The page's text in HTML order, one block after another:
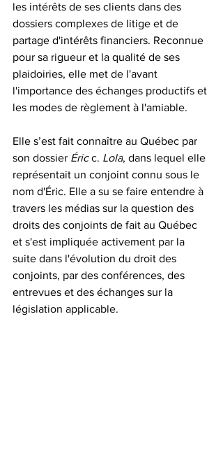
les intérêts de ses clients dans des
dossiers complexes de litige et de
partage d'intérêts financiers. Reconnue
pour sa rigueur et la qualité de ses
plaidoiries, elle met de l'avant
l'importance des échanges productifs et
les modes de règlement à l'amiable.
Elle s’est fait connaître au Québec par
son dossier Éric c. Lola, dans lequel elle
représentait un conjoint connu sous le
nom d'Éric. Elle a su se faire entendre à
travers les médias sur la question des
droits des conjoints de fait au Québec
et s'est impliquée activement par la
suite dans l'évolution du droit des
conjoints, par des conférences, des
entrevues et des échanges sur la
législation applicable.